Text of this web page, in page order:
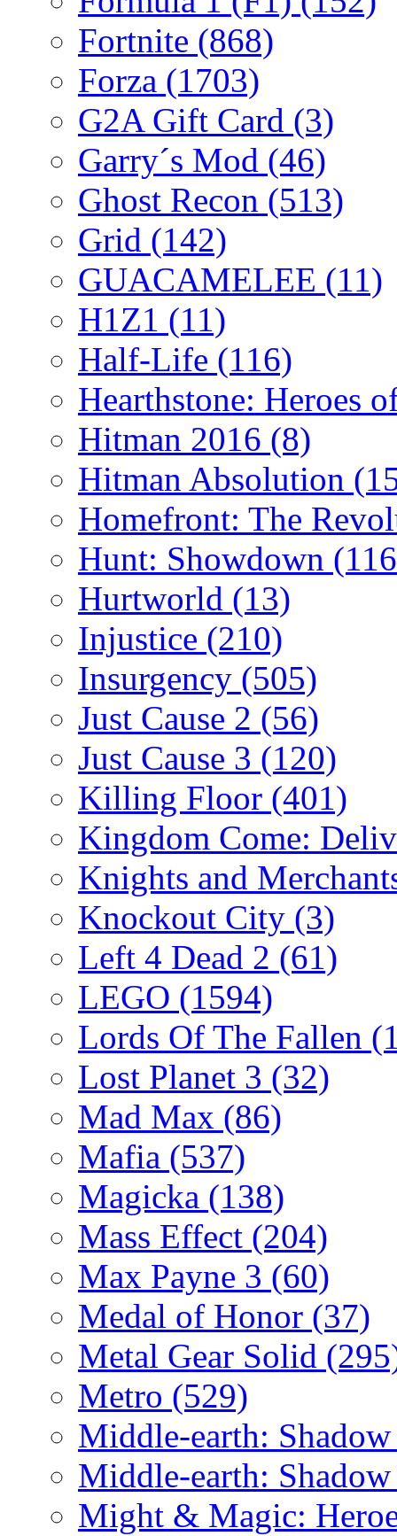
Fortnite (868)
Forza (1703)
G2A Gift Card (3)
Garry´s Mod (46)
Ghost Recon (513)
Grid (142)
GUACAMELEE (11)
H1Z1 (11)
Half-Life (116)
Hearthstone: Heroes
Hitman 2016 (8)
Hitman Absolution
Homefront: The
Hunt: Showdown
Hurtworld (13)
Injustice (210)
Insurgency (505)
Just Cause 2 (56)
Just Cause 3 (120)
Killing Floor (401)
Kingdom Come:
Knights and
Knockout City (3)
Left 4 Dead 2 (61)
LEGO (1594)
Lords Of The Fallen
Lost Planet 3 (32)
Mad Max (86)
Mafia (537)
Magicka (138)
Mass Effect (204)
Max Payne 3 (60)
Medal of Honor (37)
Metal Gear Solid
Metro (529)
Middle-earth:
Middle-earth:
Might & Magic: